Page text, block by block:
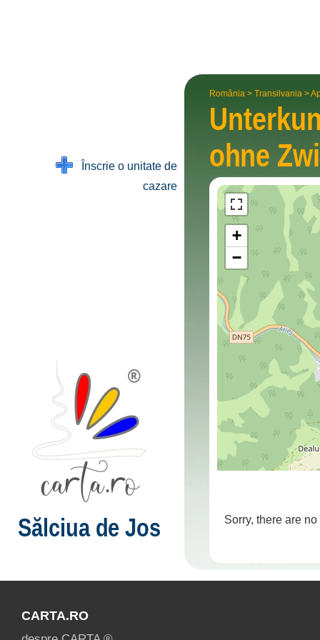
România > Transilvania >
ohne
+
−
Sorry, there are
Înscrie o unitate de
cazare
Sălciua de Jos
CARTA.RO